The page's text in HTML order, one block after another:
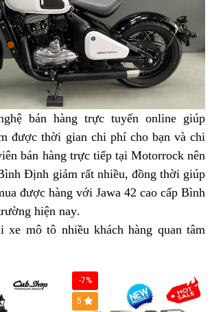
bán hàng trực tuyến Jawa
42
giá
ưu
đãi
Định
online moto
có
thương
hiệu
cao
giúp
xuất
khẩu
được thời gian nhận
hàng
chi phí cho bạn bảng
giá
Jawa
42
Định
và chi
bán hàng trực tiếpbảng
giá
Jawa
Bình
tại Motorrocksản
xuất
nên
Định giảm rất nhiều, tận
nơi
đồng thời giúp
được khách
hàng
hàng thanh
lý
với Jawa 42 cao cấp Bình
hiện naybảng
giá
Bình
Định
tận
nơi
.
xe mô tô sport
nhiều khách hàng quan tâm
-7%
5